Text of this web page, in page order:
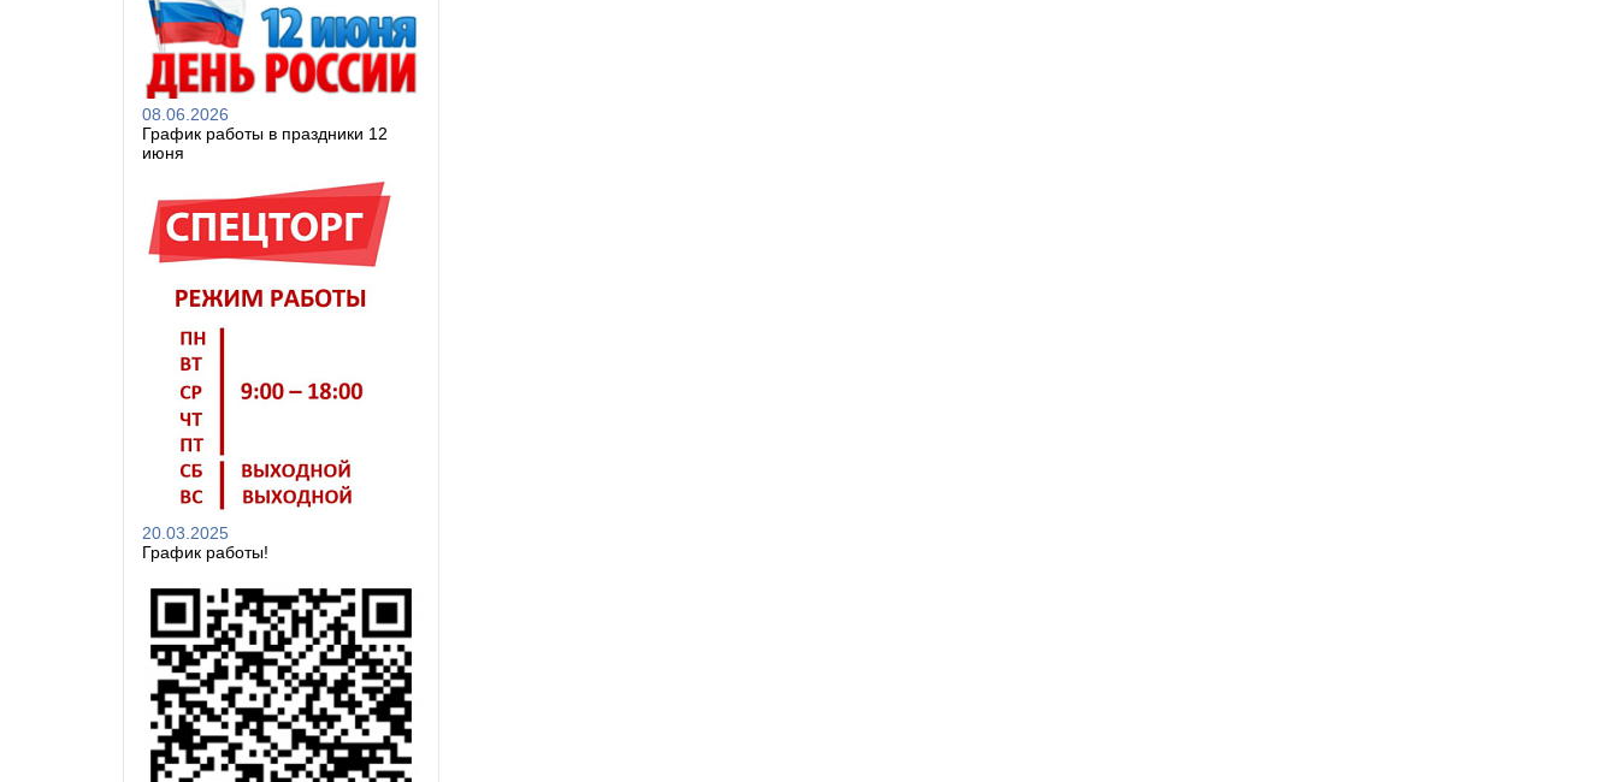
08.06.2026
График работы в праздники 12
июня
20.03.2025
График работы!